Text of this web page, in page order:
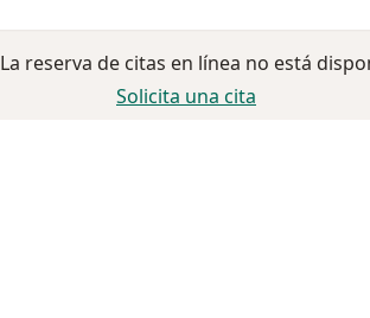
La reserva de citas en línea no está
Solicita una cita